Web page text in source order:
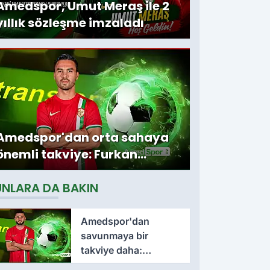
Umut Meraş ile 2
sözleşme imzaladı
orta sahaya
takviye: Furkan
ile sözleşme
DA BAKIN
Amedspor'dan
savunmaya bir
takviye daha:
Lumbardh Dellova ile